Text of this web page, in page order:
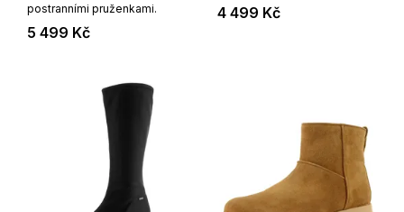
postranními pruženkami.
5 499 Kč
4 499 Kč